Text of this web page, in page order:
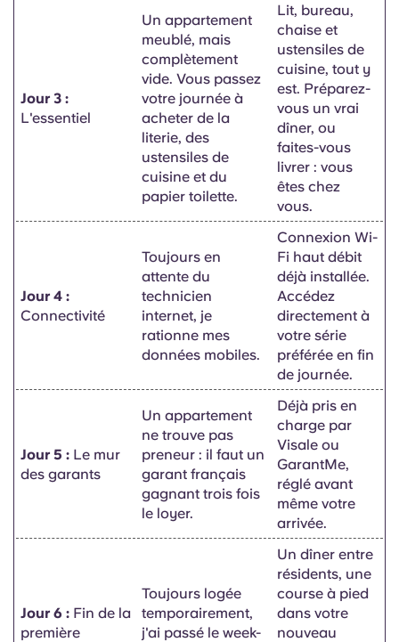
Jour 3 :
L'essentiel
Un appartement
meublé, mais
complètement
vide. Vous passez
votre journée à
acheter de la
literie, des
ustensiles de
cuisine et du
papier toilette.
Lit, bureau,
chaise et
ustensiles de
cuisine, tout y
est. Préparez-
vous un vrai
dîner, ou
faites-vous
livrer : vous
êtes chez
vous.
Jour 4 :
Connectivité
Toujours en
attente du
technicien
internet, je
rationne mes
données mobiles.
Connexion Wi-
Fi haut débit
déjà installée.
Accédez
directement à
votre série
préférée en fin
de journée.
Jour 5 : Le mur
des garants
Un appartement
ne trouve pas
preneur : il faut un
garant français
gagnant trois fois
le loyer.
Déjà pris en
charge par
Visale ou
GarantMe,
réglé avant
même votre
arrivée.
Jour 6 : Fin de la
première
Toujours logée
temporairement,
j'ai passé le week-
Un dîner entre
résidents, une
course à pied
dans votre
nouveau